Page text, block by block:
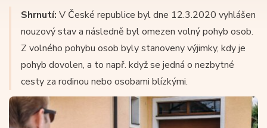
Shrnutí: V České republice byl dne 12.3.2020 vyhlášen
nouzový stav a následně byl omezen volný pohyb osob.
Z volného pohybu osob byly stanoveny výjimky, kdy je
pohyb dovolen, a to např. když se jedná o nezbytné
cesty za rodinou nebo osobami blízkými.